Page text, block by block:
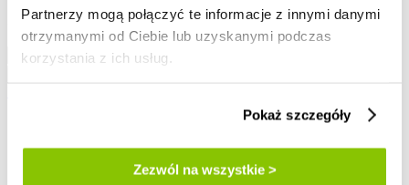
Partnerzy mogą połączyć te informacje z innymi danymi
otrzymanymi od Ciebie lub uzyskanymi podczas
korzystania z ich usług.
Pokaż szczegóły
Zezwól na wszystkie >
Szukaj
Szukaj